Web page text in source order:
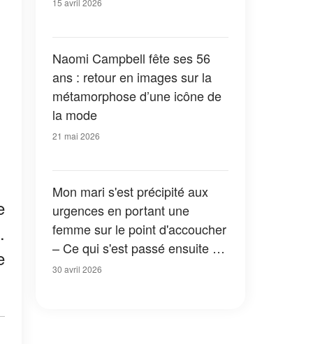
15 avril 2026
Naomi Campbell fête ses 56
ans : retour en images sur la
métamorphose d’une icône de
la mode
21 mai 2026
Mon mari s'est précipité aux
urgences en portant une
femme sur le point d'accoucher
– Ce qui s'est passé ensuite a
changé notre famille à jamais
30 avril 2026